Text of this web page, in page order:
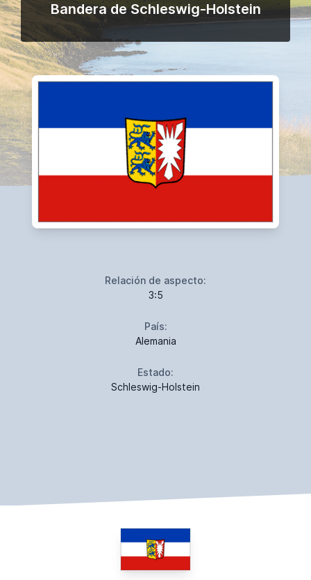
Bandera de Schleswig-Holstein
Relación de aspecto:
3:5
País:
Alemania
Estado:
Schleswig-Holstein